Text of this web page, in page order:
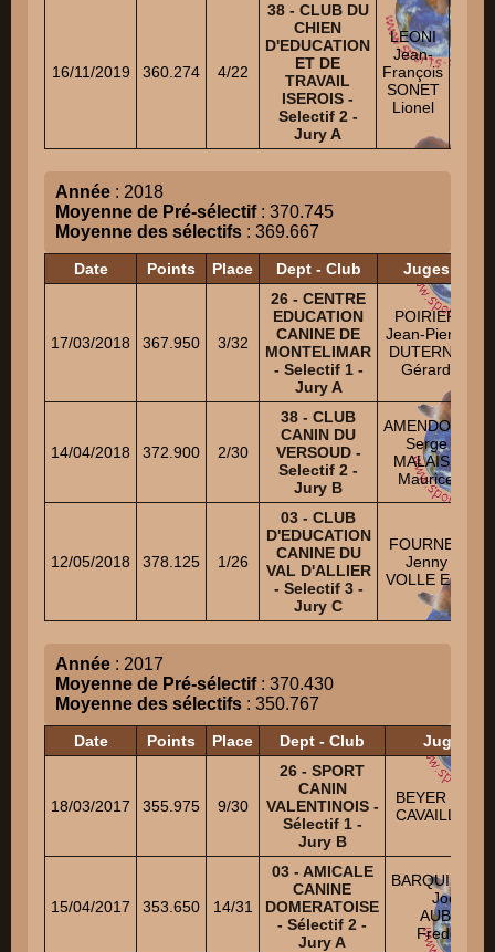
16/11/2019 360.274 4/22
38 - CLUB DU
CHIEN
D'EDUCATION
ET DE
TRAVAIL
ISEROIS -
Selectif 2 -
Jury A
LEONI
Jean-
François
SONET
Lionel
Année : 2018
Moyenne de Pré-sélectif: 370.745
Moyenne des sélectifs : 369.667
Date Points Place Dept - Club Juges
17/03/2018 367.950 3/32
26 - CENTRE
EDUCATION
CANINE DE
MONTELIMAR
- Selectif 1 -
Jury A
POIRIER
Jean-Pierre
DUTERNE
Gérard
14/04/2018 372.900 2/30
38 - CLUB
CANIN DU
VERSOUD -
Selectif 2 -
Jury B
AMENDOLA
Serge
MALAISE
Maurice
12/05/2018 378.125 1/26
03 - CLUB
D'EDUCATION
CANINE DU
VAL D'ALLIER
- Selectif 3 -
Jury C
FOURNEL
Jenny
VOLLE Eric
Année : 2017
Moyenne de Pré-sélectif: 370.430
Moyenne des sélectifs : 350.767
Date Points Place Dept - Club Juges
18/03/2017 355.975 9/30
26 - SPORT
CANIN
VALENTINOIS -
Sélectif 1 -
Jury B
BEYER Michel
CAVAILLE
15/04/2017 353.650 14/31
03 - AMICALE
CANINE
DOMERATOISE
- Sélectif 2 -
Jury A
Joel
AUBRY
Frederic